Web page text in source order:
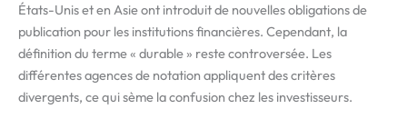
États-Unis et en Asie ont introduit de nouvelles obligations de
publication pour les institutions financières. Cependant, la
définition du terme « durable » reste controversée. Les
différentes agences de notation appliquent des critères
divergents, ce qui sème la confusion chez les investisseurs.